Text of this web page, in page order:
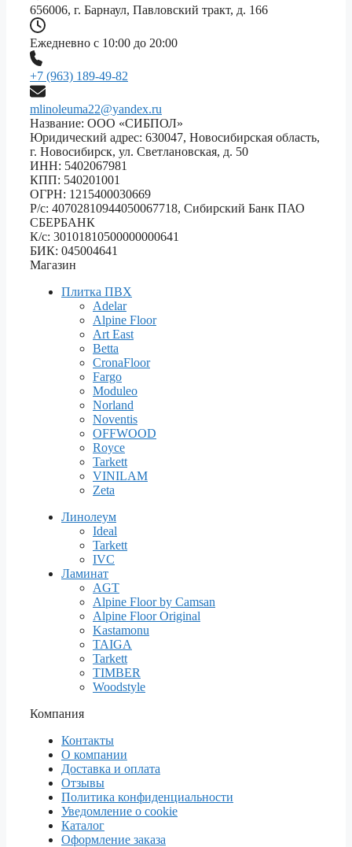
656006, г. Барнаул, Павловский тракт, д. 166
Ежедневно с 10:00 до 20:00
+7 (963) 189-49-82
mlinoleuma22@yandex.ru
Название: ООО «СИБПОЛ»
Юридический адрес: 630047, Новосибирская область,
г. Новосибирск, ул. Светлановская, д. 50
ИНН: 5402067981
КПП: 540201001
ОГРН: 1215400030669
Р/с: 40702810944050067718, Сибирский Банк ПАО
СБЕРБАНК
К/с: 30101810500000000641
БИК: 045004641
Магазин
Плитка ПВХ
Adelar
Alpine Floor
Art East
Betta
CronaFloor
Fargo
Moduleo
Norland
Noventis
OFFWOOD
Royce
Tarkett
VINILAM
Zeta
Линолеум
Ideal
Tarkett
IVC
Ламинат
AGT
Alpine Floor by Camsan
Alpine Floor Original
Kastamonu
TAIGA
Tarkett
TIMBER
Woodstyle
Компания
Контакты
О компании
Доставка и оплата
Отзывы
Политика конфиденциальности
Уведомление о cookie
Каталог
Оформление заказа